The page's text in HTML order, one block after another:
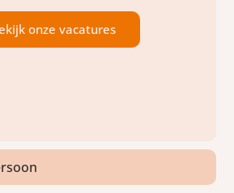
onze vacatures